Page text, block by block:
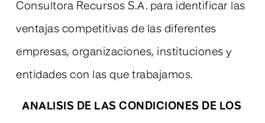
Consultora Recursos S.A. para identificar las
ventajas competitivas de las diferentes
empresas, organizaciones, instituciones y
entidades con las que trabajamos.
ANALISIS DE LAS CONDICIONES DE LOS